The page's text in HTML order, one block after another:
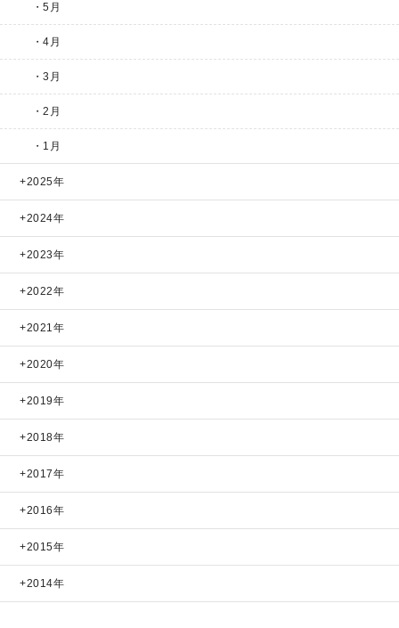
・5月
・4月
・3月
・2月
・1月
2025年
2024年
2023年
2022年
2021年
2020年
2019年
2018年
2017年
2016年
2015年
2014年